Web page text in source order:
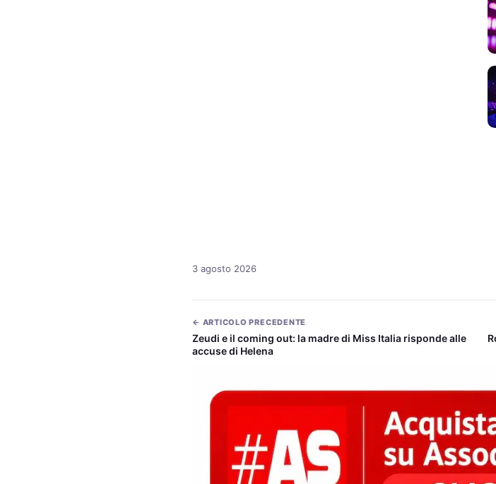
3 agosto 2026
← ARTICOLO PRECEDENTE
Zeudi e il coming out: la madre di Miss Italia risponde alle
accuse di Helena